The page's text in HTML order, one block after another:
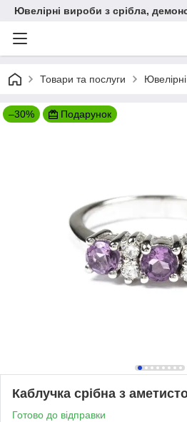
Ювелірні вироби з срібла,
Товари та послуги
–30% Подарунок
Каблучка срібна з
Готово до відправки